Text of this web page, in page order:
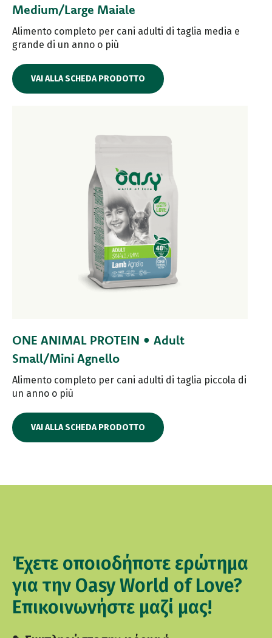
Medium/Large Maiale
Alimento completo per cani adulti di taglia media e
grande di un anno o più
VAI ALLA SCHEDA PRODOTTO
ONE ANIMAL PROTEIN • Adult
Small/Mini Agnello
Alimento completo per cani adulti di taglia piccola di
un anno o più
VAI ALLA SCHEDA PRODOTTO
Έχετε οποιοδήποτε ερώτημα
για την Oasy World of Love?
Επικοινωνήστε μαζί μας!